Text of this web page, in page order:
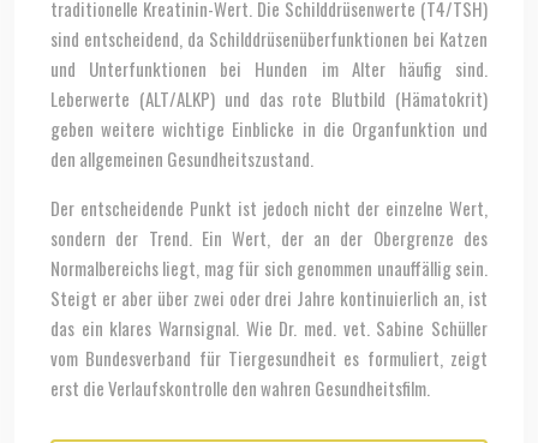
traditionelle Kreatinin-Wert. Die Schilddrüsenwerte (T4/TSH)
sind entscheidend, da Schilddrüsenüberfunktionen bei Katzen
und Unterfunktionen bei Hunden im Alter häufig sind.
Leberwerte (ALT/ALKP) und das rote Blutbild (Hämatokrit)
geben weitere wichtige Einblicke in die Organfunktion und
den allgemeinen Gesundheitszustand.
Der entscheidende Punkt ist jedoch nicht der einzelne Wert,
sondern der Trend. Ein Wert, der an der Obergrenze des
Normalbereichs liegt, mag für sich genommen unauffällig sein.
Steigt er aber über zwei oder drei Jahre kontinuierlich an, ist
das ein klares Warnsignal. Wie Dr. med. vet. Sabine Schüller
vom Bundesverband für Tiergesundheit es formuliert, zeigt
erst die Verlaufskontrolle den wahren Gesundheitsfilm.